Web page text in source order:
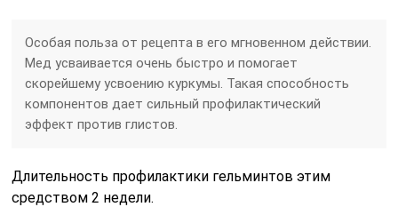
Особая польза от рецепта в его мгновенном действии.
Мед усваивается очень быстро и помогает
скорейшему усвоению куркумы. Такая способность
компонентов дает сильный профилактический
эффект против глистов.
Длительность профилактики гельминтов этим
средством 2 недели.